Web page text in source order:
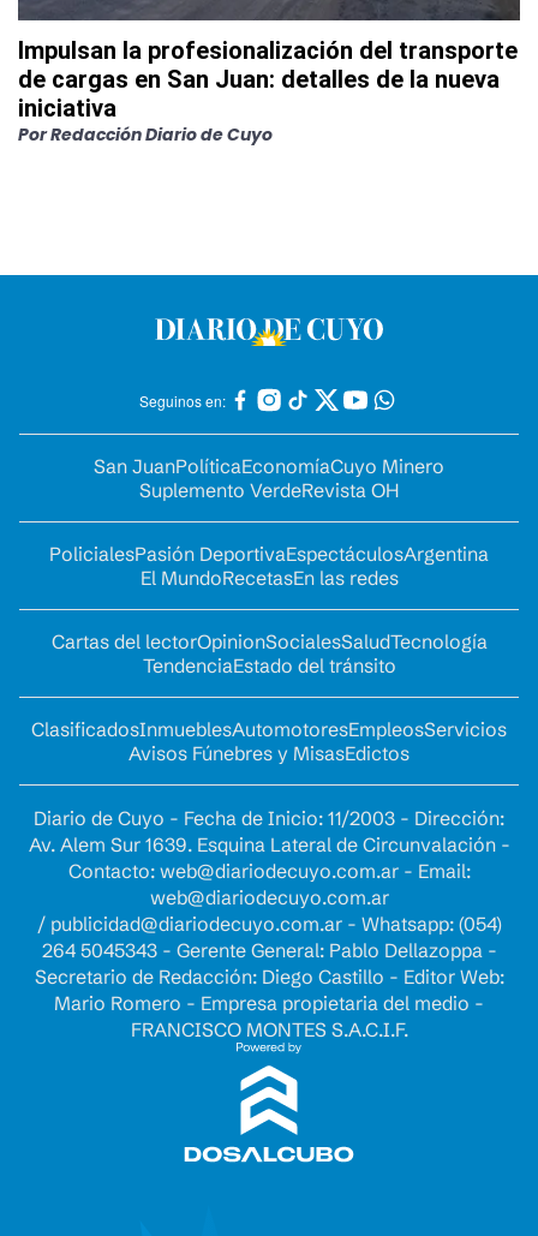
Impulsan la profesionalización del transporte
de cargas en San Juan: detalles de la nueva
iniciativa
PorRedacción Diario de Cuyo
Seguinos en:
San JuanPolíticaEconomíaCuyo Minero
Suplemento VerdeRevista OH
PolicialesPasión DeportivaEspectáculosArgentina
El MundoRecetasEn las redes
Cartas del lectorOpinionSocialesSaludTecnología
TendenciaEstado del tránsito
ClasificadosInmueblesAutomotoresEmpleosServicios
Avisos Fúnebres y MisasEdictos
Diario de Cuyo - Fecha de Inicio: 11/2003 - Dirección:
Av. Alem Sur 1639. Esquina Lateral de Circunvalación -
Contacto: web@diariodecuyo.com.ar- Email:
web@diariodecuyo.com.ar
/ publicidad@diariodecuyo.com.ar- Whatsapp: (054)
264 5045343 - Gerente General: Pablo Dellazoppa -
Secretario de Redacción: Diego Castillo - Editor Web:
Mario Romero - Empresa propietaria del medio -
FRANCISCO MONTES S.A.C.I.F.